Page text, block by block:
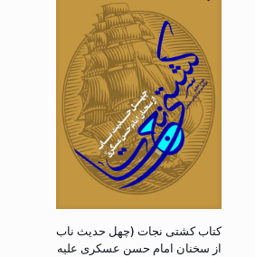
کتاب کشتی نجات (چهل حدیث ناب
از سخنان امام حسن عسکری علیه